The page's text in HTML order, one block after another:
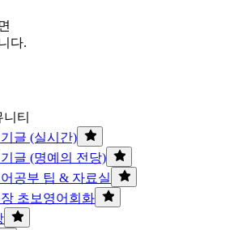
다.
티
글 (실시간)
글 (명예의 전당)
공부 팁 & 자료실
초보영어회화